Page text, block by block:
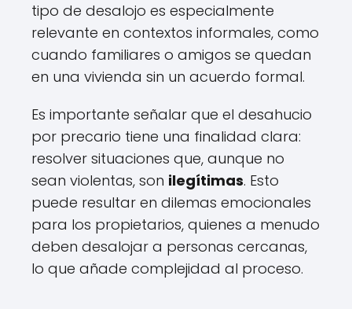
tipo de desalojo es especialmente
relevante en contextos informales, como
cuando familiares o amigos se quedan
en una vivienda sin un acuerdo formal.
Es importante señalar que el desahucio
por precario tiene una finalidad clara:
resolver situaciones que, aunque no
sean violentas, son ilegítimas. Esto
puede resultar en dilemas emocionales
para los propietarios, quienes a menudo
deben desalojar a personas cercanas,
lo que añade complejidad al proceso.